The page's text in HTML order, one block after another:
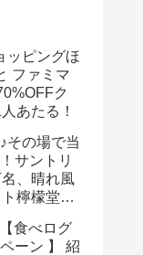
ッピングほ
ファミマ
ク
あたる！
その場で当
サントリ
、晴れ風
檸檬堂2
食べログ
ーン 】 紹